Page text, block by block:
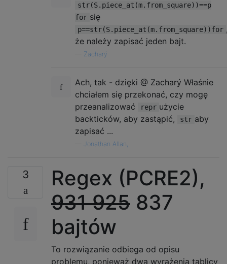
str(S.piece_at(m.from_square))==p
for się
p==str(S.piece_at(m.from_square))for
że należy zapisać jeden bajt.
Zacharý
Ach, tak - dzięki @ Zacharý Właśnie
chciałem się przekonać, czy mogę
przeanalizować
repr użycie
backticków, aby zastąpić,
str aby
zapisać ...
Jonathan Allan,
3
Regex (PCRE2),
931925 837
bajtów
To rozwiązanie odbiega od opisu
problemu, ponieważ dwa wyrażenia tablicy